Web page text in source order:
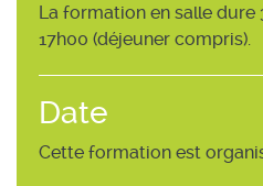
La formation en salle dure
17h00 (déjeuner compris).
Date
Cette formation est